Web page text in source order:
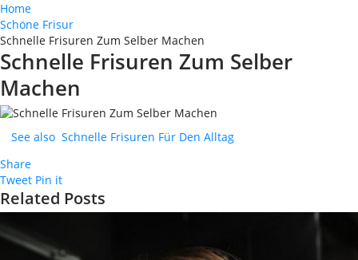
Home
Schöne Frisur
Schnelle Frisuren Zum Selber Machen
Schnelle Frisuren Zum Selber
Machen
See also Schnelle Frisuren Für Den Alltag
Share
Tweet Pin it
Related Posts